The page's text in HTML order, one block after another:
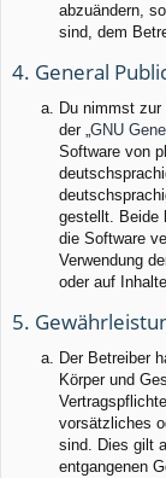
abzuändern,
sind, dem
4. General
Du nimmst
der „GNU
Software von
gestellt. Beide
die Software
Verwendung
oder auf
5.
Der Betreiber
Körper und
vorsätzliches
sind. Dies gilt
entgangenen